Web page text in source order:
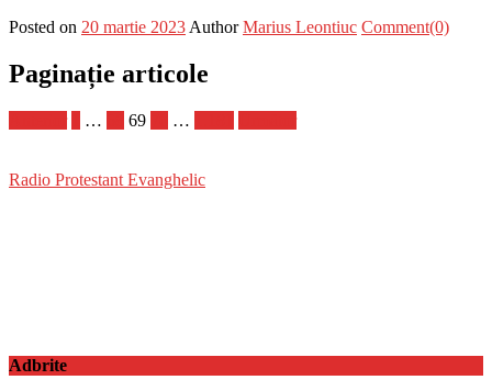
Posted on 20 martie 2023 Author Marius Leontiuc Comment(0)
Paginație articole
… 69 …
Radio Protestant Evanghelic
Adbrite